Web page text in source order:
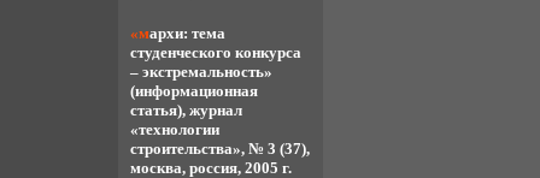
«мархи: тема
студенческого конкурса
– экстремальность»
(информационная
статья), журнал
«технологии
строительства», № 3 (37),
москва, россия, 2005 г.